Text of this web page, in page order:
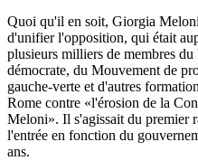
Quoi qu'il en soit, Giorgia
d'unifier l'opposition, qui était
plusieurs milliers de membres
démocrate, du Mouvement de
gauche-verte et d'autres
Rome contre «l'érosion de la
Meloni». Il s'agissait du premier
l'entrée en fonction du
ans.